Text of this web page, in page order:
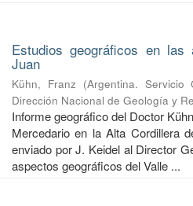
Estudios geográficos en
Juan
Kühn, Franz (Argentina. Servicio
Dirección Nacional de Geología y
Informe geográfico del Doctor
Mercedario en la Alta Cordillera
enviado por J. Keidel al Director
aspectos geográficos del Valle ...